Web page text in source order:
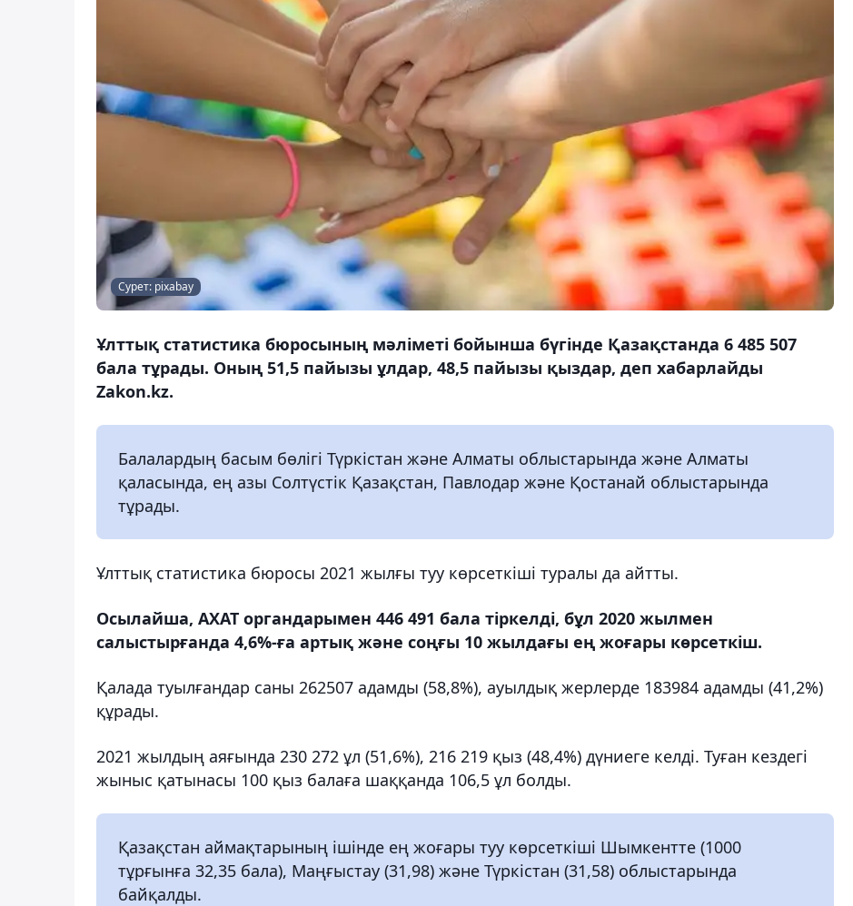
Сурет: pixabay
Ұлттық статистика бюросының мәліметі бойынша бүгінде Қазақстанда 6 485 507
бала тұрады. Оның 51,5 пайызы ұлдар, 48,5 пайызы қыздар, деп хабарлайды
Zakon.kz.
Балалардың басым бөлігі Түркістан және Алматы облыстарында және Алматы
қаласында, ең азы Солтүстік Қазақстан, Павлодар және Қостанай облыстарында
тұрады.
Ұлттық статистика бюросы 2021 жылғы туу көрсеткіші туралы да айтты.
Осылайша, АХАТ органдарымен 446 491 бала тіркелді, бұл 2020 жылмен
салыстырғанда 4,6%-ға артық және соңғы 10 жылдағы ең жоғары көрсеткіш.
Қалада туылғандар саны 262507 адамды (58,8%), ауылдық жерлерде 183984 адамды (41,2%)
құрады.
2021 жылдың аяғында 230 272 ұл (51,6%), 216 219 қыз (48,4%) дүниеге келді. Туған кездегі
жыныс қатынасы 100 қыз балаға шаққанда 106,5 ұл болды.
Қазақстан аймақтарының ішінде ең жоғары туу көрсеткіші Шымкентте (1000
тұрғынға 32,35 бала), Маңғыстау (31,98) және Түркістан (31,58) облыстарында
байқалды.